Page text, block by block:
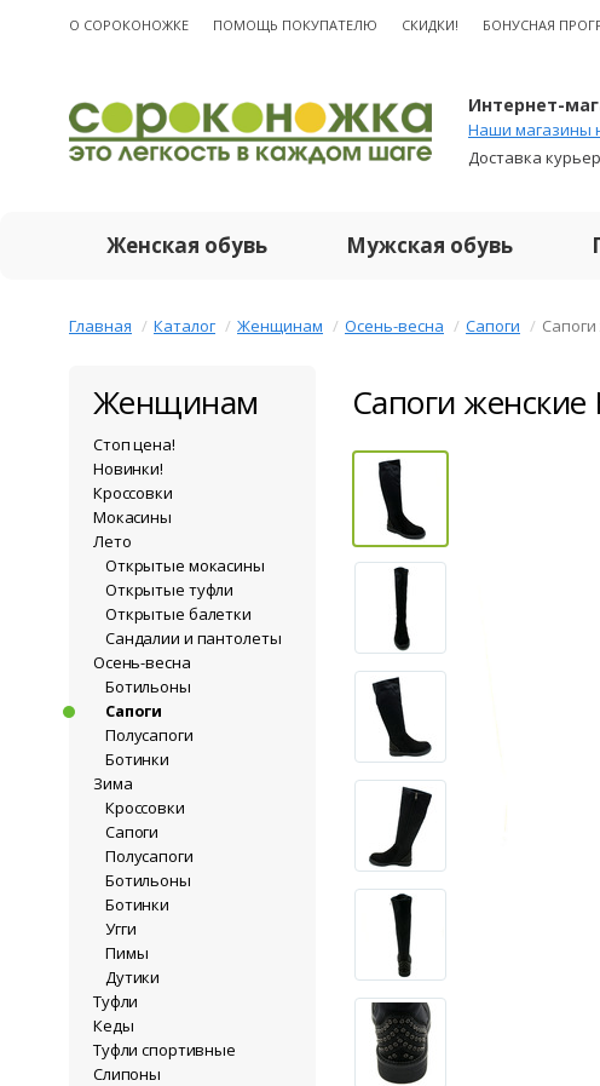
О CОРОКОНОЖКЕ ПОМОЩЬ ПОКУПАТЕЛЮ СКИДКИ! БОНУСНАЯ
Интернет-
Наши магазины
Доставка
Женская обувь Мужская обувь
Главная Каталог Женщинам Осень-весна Сапоги
Женщинам
Стоп цена!
Новинки!
Кроссовки
Мокасины
Лето
Открытые мокасины
Открытые туфли
Открытые балетки
Сандалии и пантолеты
Осень-весна
Ботильоны
Сапоги
Полусапоги
Ботинки
Зима
Кроссовки
Сапоги
Полусапоги
Ботильоны
Ботинки
Угги
Пимы
Дутики
Туфли
Кеды
Туфли спортивные
Слипоны
Сапоги